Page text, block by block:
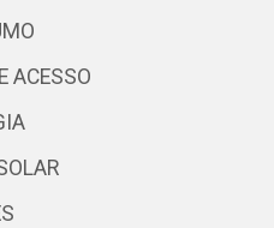
ACESSO